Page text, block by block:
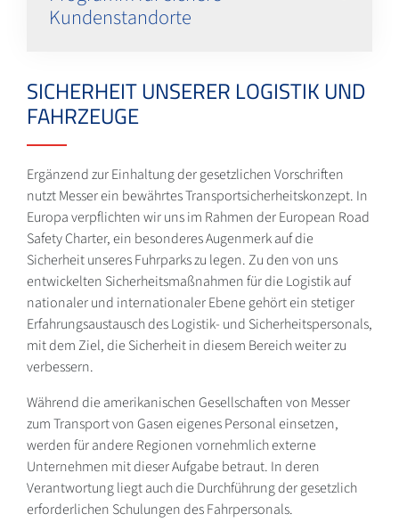
Kundenstandorte
SICHERHEIT UNSERER LOGISTIK UND
FAHRZEUGE
Ergänzend zur Einhaltung der gesetzlichen Vorschriften
nutzt Messer ein bewährtes Transportsicherheitskonzept. In
Europa verpflichten wir uns im Rahmen der European Road
Safety Charter, ein besonderes Augenmerk auf die
Sicherheit unseres Fuhrparks zu legen. Zu den von uns
entwickelten Sicherheitsmaßnahmen für die Logistik auf
nationaler und internationaler Ebene gehört ein stetiger
Erfahrungsaustausch des Logistik- und Sicherheitspersonals,
mit dem Ziel, die Sicherheit in diesem Bereich weiter zu
verbessern.
Während die amerikanischen Gesellschaften von Messer
zum Transport von Gasen eigenes Personal einsetzen,
werden für andere Regionen vornehmlich externe
Unternehmen mit dieser Aufgabe betraut. In deren
Verantwortung liegt auch die Durchführung der gesetzlich
erforderlichen Schulungen des Fahrpersonals.